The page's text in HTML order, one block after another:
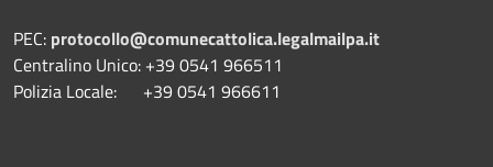
PEC: protocollo@comunecattolica.legalmailpa.it
Centralino Unico: +39 0541 966511
Polizia Locale: +39 0541 966611